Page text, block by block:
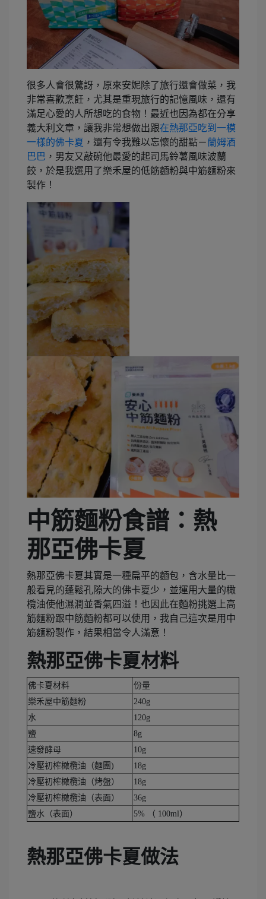
很多人會很驚訝，原來安妮除了旅行還會做菜，我
非常喜歡烹飪，尤其是重現旅行的記憶風味，還有
滿足心愛的人所想吃的食物！最近也因為都在分享
義大利文章，讓我非常想做出跟在熱那亞吃到一模
一樣的佛卡夏 ，還有令我難以忘懷的甜點－蘭姆酒
巴巴 ，男友又敲碗他最愛的起司馬鈴薯風味波蘭
餃，於是我選用了樂禾屋的低筋麵粉與中筋麵粉來
製作！
中筋麵粉食譜：熱
那亞佛卡夏
熱那亞佛卡夏其實是一種扁平的麵包，含水量比一
般看見的蓬鬆孔隙大的佛卡夏少，並運用大量的橄
欖油使他濕潤並香氣四溢！也因此在麵粉挑選上高
筋麵粉跟中筋麵粉都可以使用，我自己這次是用中
筋麵粉製作，結果相當令人滿意！
熱那亞佛卡夏材料
佛卡夏材料
份量
樂禾屋中筋麵粉
240g
水
120g
鹽
8g
速發酵母
10g
冷壓初榨橄欖油（麵團)
18g
冷壓初榨橄欖油（烤盤）
18g
冷壓初榨橄欖油（表面）
36g
鹽水（表面）
5% （ 100ml）
熱那亞佛卡夏做法